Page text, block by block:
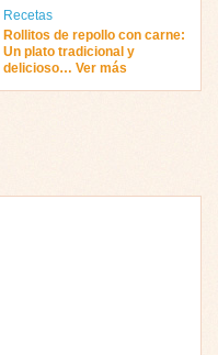
Recetas
Rollitos de repollo con carne:
Un plato tradicional y
delicioso… Ver más